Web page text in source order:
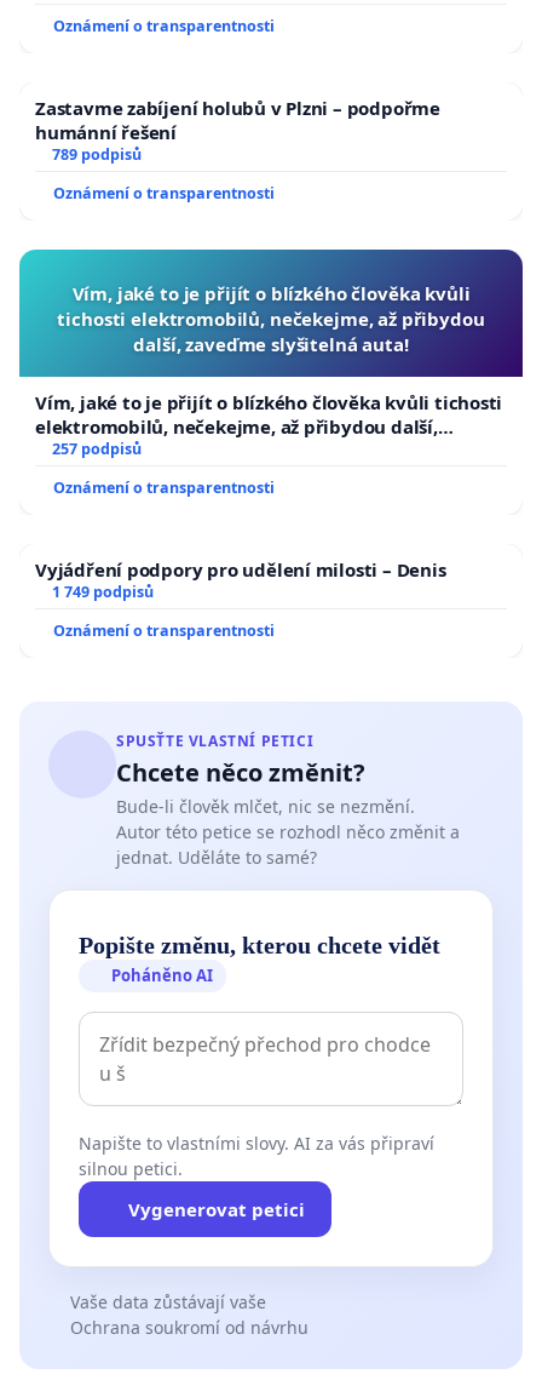
Oznámení o transparentnosti
Zastavme zabíjení holubů v Plzni – podpořme
humánní řešení
789 podpisů
Oznámení o transparentnosti
Vím, jaké to je přijít o blízkého člověka kvůli
tichosti elektromobilů, nečekejme, až přibydou
další, zaveďme slyšitelná auta!
Vím, jaké to je přijít o blízkého člověka kvůli tichosti
elektromobilů, nečekejme, až přibydou další,
zaveďme slyšitelná auta!
257 podpisů
Oznámení o transparentnosti
Vyjádření podpory pro udělení milosti – Denis
1 749 podpisů
Oznámení o transparentnosti
SPUSŤTE VLASTNÍ PETICI
Chcete něco změnit?
Bude-li člověk mlčet, nic se nezmění.
Autor této petice se rozhodl něco změnit a
jednat. Uděláte to samé?
Popište změnu, kterou chcete vidět
Poháněno AI
Napište to vlastními slovy. AI za vás připraví
silnou petici.
Vygenerovat petici
Vaše data zůstávají vaše
Ochrana soukromí od návrhu